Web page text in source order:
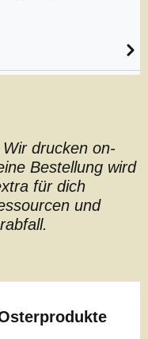
Wir drucken on-
Bestellung wird
für dich
und